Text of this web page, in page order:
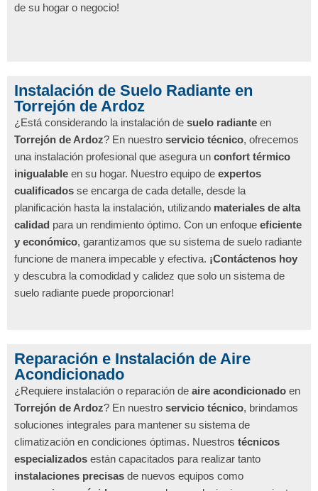
de su hogar o negocio!
Instalación de Suelo Radiante en
Torrejón de Ardoz
¿Está considerando la instalación de suelo radiante en
Torrejón de Ardoz? En nuestro servicio técnico, ofrecemos
una instalación profesional que asegura un confort térmico
inigualable en su hogar. Nuestro equipo de expertos
cualificados se encarga de cada detalle, desde la
planificación hasta la instalación, utilizando materiales de alta
calidad para un rendimiento óptimo. Con un enfoque eficiente
y económico, garantizamos que su sistema de suelo radiante
funcione de manera impecable y efectiva. ¡Contáctenos hoy
y descubra la comodidad y calidez que solo un sistema de
suelo radiante puede proporcionar!
Reparación e Instalación de Aire
Acondicionado
¿Requiere instalación o reparación de aire acondicionado en
Torrejón de Ardoz? En nuestro servicio técnico, brindamos
soluciones integrales para mantener su sistema de
climatización en condiciones óptimas. Nuestros técnicos
especializados están capacitados para realizar tanto
instalaciones precisas de nuevos equipos como